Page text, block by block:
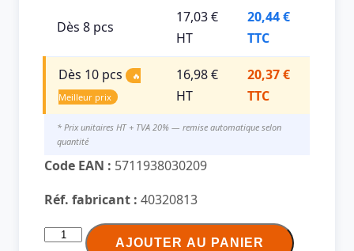
Dès 8 pcs
17,03 €
HT
20,44 €
TTC
Dès 10 pcs
🔥
Meilleur prix
16,98 €
HT
20,37 €
TTC
* Prix unitaires HT + TVA 20% — remise automatique selon
quantité
Code EAN : 5711938030209
Réf. fabricant : 40320813
quantité
AJOUTER AU PANIER